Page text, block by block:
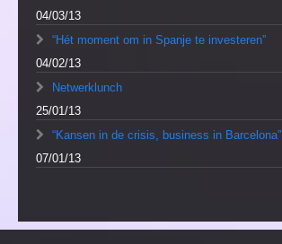
04/03/13
“Hét moment om in Spanje te investeren”
04/02/13
Netwerklunch
25/01/13
“Kansen in de crisis, business in Barcelona”
07/01/13